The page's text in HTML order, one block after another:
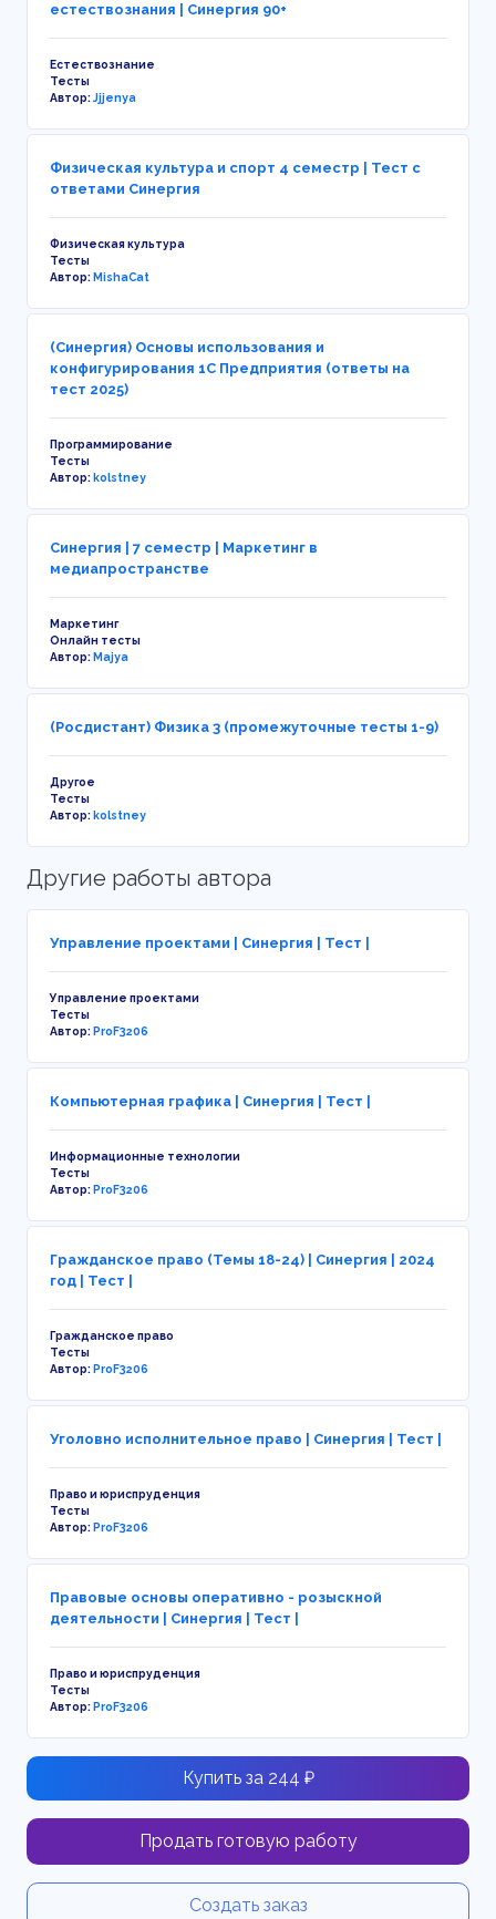
естествознания | Синергия 90+
Естествознание
Тесты
Автор:Jjjenya
Физическая культура и спорт 4 семестр | Тест с
ответами Синергия
Физическая культура
Тесты
Автор:MishaCat
(Синергия) Основы использования и
конфигурирования 1С Предприятия (ответы на
тест 2025)
Программирование
Тесты
Автор:kolstney
Синергия | 7 семестр | Маркетинг в
медиапространстве
Маркетинг
Онлайн тесты
Автор:Majya
(Росдистант) Физика 3 (промежуточные тесты 1-9)
Другое
Тесты
Автор:kolstney
Другие работы автора
Управление проектами | Синергия | Тест |
Управление проектами
Тесты
Автор:ProF3206
Компьютерная графика | Синергия | Тест |
Информационные технологии
Тесты
Автор:ProF3206
Гражданское право (Темы 18-24) | Синергия | 2024
год | Тест |
Гражданское право
Тесты
Автор:ProF3206
Уголовно исполнительное право | Синергия | Тест |
Право и юриспруденция
Тесты
Автор:ProF3206
Правовые основы оперативно - розыскной
деятельности | Синергия | Тест |
Право и юриспруденция
Тесты
Автор:ProF3206
Купить за 244 ₽
Продать готовую работу
Создать заказ